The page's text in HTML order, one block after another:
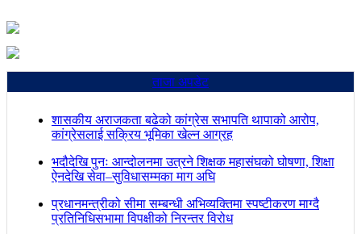
ताजा अपडेट
शासकीय अराजकता बढेको कांग्रेस सभापति थापाको आरोप,
कांग्रेसलाई सक्रिय भूमिका खेल्न आग्रह
भदौदेखि पुनः आन्दोलनमा उत्रने शिक्षक महासंघको घोषणा, शिक्षा
ऐनदेखि सेवा–सुविधासम्मका माग अघि
प्रधानमन्त्रीको सीमा सम्बन्धी अभिव्यक्तिमा स्पष्टीकरण माग्दै
प्रतिनिधिसभामा विपक्षीको निरन्तर विरोध